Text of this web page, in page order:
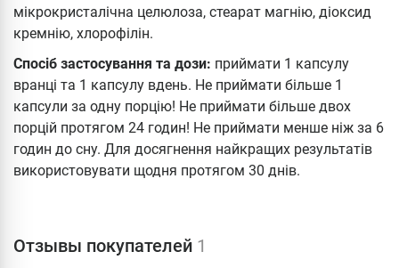
мікрокристалічна целюлоза, стеарат магнію, діоксид
кремнію, хлорофілін.
Спосіб застосування та дози: приймати 1 капсулу
вранці та 1 капсулу вдень. Не приймати більше 1
капсули за одну порцію! Не приймати більше двох
порцій протягом 24 годин! Не приймати менше ніж за 6
годин до сну. Для досягнення найкращих результатів
використовувати щодня протягом 30 днів.
Отзывы покупателей 1